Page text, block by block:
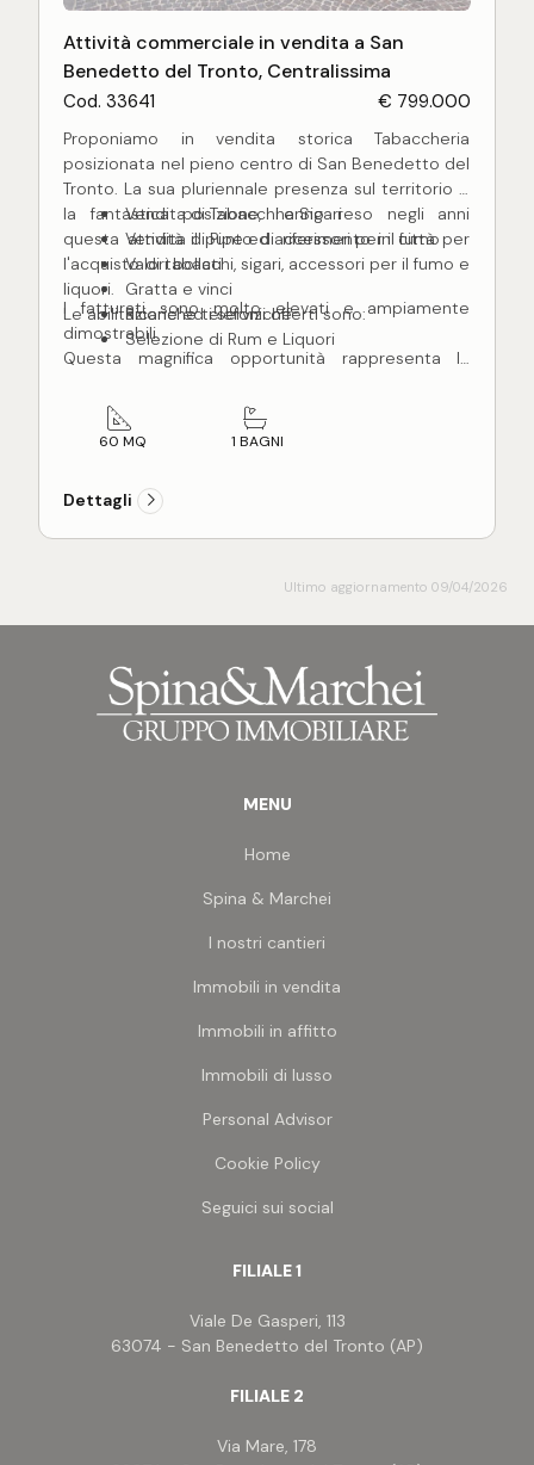
Attività commerciale in vendita a San
Benedetto del Tronto, Centralissima
Cod. 33641 € 799.000
Proponiamo in vendita storica Tabaccheria
posizionata nel pieno centro di San Benedetto del
Tronto. La sua pluriennale presenza sul territorio e
la fantastica posizione, hanno reso negli anni
questa attività il punto di riferimento in città per
l'acquisto di tabacchi, sigari, accessori per il fumo e
liquori.
Le abilitazione ed i servizi offerti sono:
Vendita di Tabacchi e Sigari
Vendita di Pipe ed accessori per il fumo
Valori bollati
Gratta e vinci
Ricariche telefoniche
Selezione di Rum e Liquori
I fatturati sono molto elevati e ampiamente
dimostrabili.
Questa magnifica opportunità rappresenta la
sfidante carriera imprenditoriale di sicuro
successo.
60 MQ 1 BAGNI
Dettagli
Ultimo aggiornamento 09/04/2026
MENU
Home
Spina & Marchei
I nostri cantieri
Immobili in vendita
Immobili in affitto
Immobili di lusso
Personal Advisor
Cookie Policy
Seguici sui social
FILIALE 1
Viale De Gasperi, 113
63074 - San Benedetto del Tronto (AP)
FILIALE 2
Via Mare, 178